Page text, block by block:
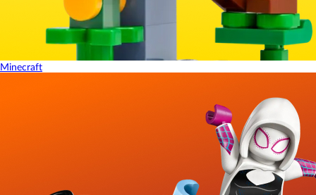
Minecraft